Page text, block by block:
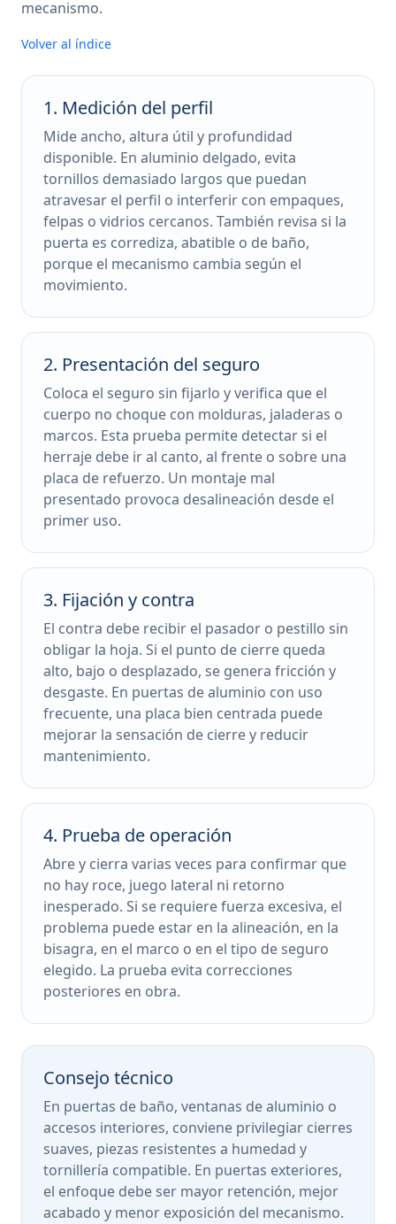
mecanismo.
Volver al índice
1. Medición del perfil
Mide ancho, altura útil y profundidad
disponible. En aluminio delgado, evita
tornillos demasiado largos que puedan
atravesar el perfil o interferir con empaques,
felpas o vidrios cercanos. También revisa si la
puerta es corrediza, abatible o de baño,
porque el mecanismo cambia según el
movimiento.
2. Presentación del seguro
Coloca el seguro sin fijarlo y verifica que el
cuerpo no choque con molduras, jaladeras o
marcos. Esta prueba permite detectar si el
herraje debe ir al canto, al frente o sobre una
placa de refuerzo. Un montaje mal
presentado provoca desalineación desde el
primer uso.
3. Fijación y contra
El contra debe recibir el pasador o pestillo sin
obligar la hoja. Si el punto de cierre queda
alto, bajo o desplazado, se genera fricción y
desgaste. En puertas de aluminio con uso
frecuente, una placa bien centrada puede
mejorar la sensación de cierre y reducir
mantenimiento.
4. Prueba de operación
Abre y cierra varias veces para confirmar que
no hay roce, juego lateral ni retorno
inesperado. Si se requiere fuerza excesiva, el
problema puede estar en la alineación, en la
bisagra, en el marco o en el tipo de seguro
elegido. La prueba evita correcciones
posteriores en obra.
Consejo técnico
En puertas de baño, ventanas de aluminio o
accesos interiores, conviene privilegiar cierres
suaves, piezas resistentes a humedad y
tornillería compatible. En puertas exteriores,
el enfoque debe ser mayor retención, mejor
acabado y menor exposición del mecanismo.